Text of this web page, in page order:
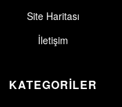
Site Haritası
İletişim
KATEGORİLER